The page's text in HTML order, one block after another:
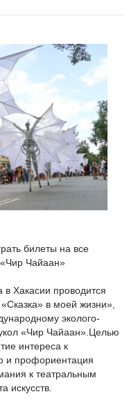
билеты на все
Чайаан»
Хакасии проводится
в моей жизни»,
эколого-
«Чир Чайаан». Целью
интереса к
и профориентация
к театральным
искусств.